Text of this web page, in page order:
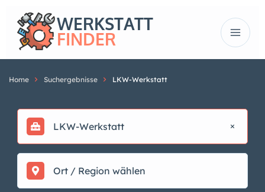
Home Suchergebnisse LKW-Werkstatt
LKW-Werkstatt